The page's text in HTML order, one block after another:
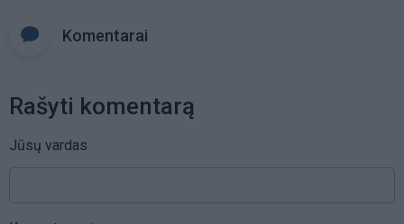
Komentarai
Rašyti komentarą
Jūsų vardas